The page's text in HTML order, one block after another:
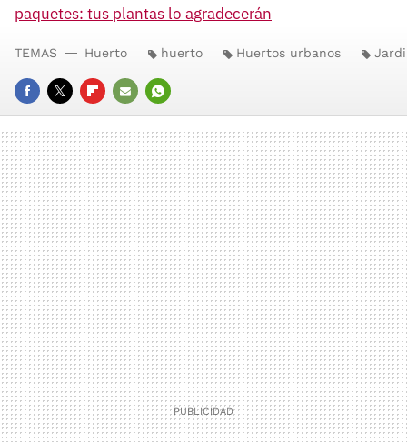
paquetes: tus plantas lo agradecerán
FACEBOOK
TWITTERFLIPBOARD
E-
MAIL
WHATSAPP
TEMAS Huerto huerto Huertos urbanos